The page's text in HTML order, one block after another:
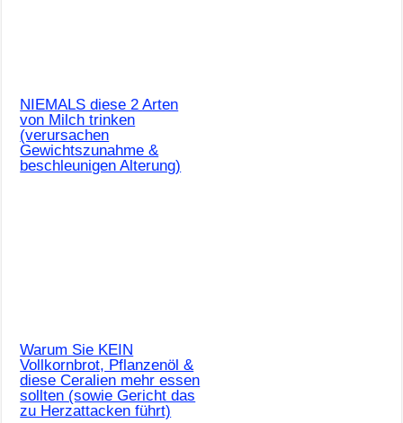
NIEMALS diese 2 Arten
von Milch trinken
(verursachen
Gewichtszunahme &
beschleunigen Alterung)
Warum Sie KEIN
Vollkornbrot, Pflanzenöl &
diese Ceralien mehr essen
sollten (sowie Gericht das
zu Herzattacken führt)